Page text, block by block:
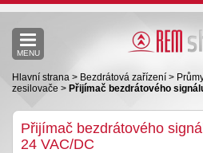
MENU
Hlavní strana > Bezdrátová zařízení >
zesilovače > Přijímač bezdrátového
Přijímač bezdrátového
24 VAC/DC